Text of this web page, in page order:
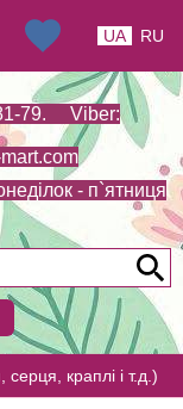
79. Viber:
- п`ятниця
UA RU
серця, краплі і т.д.)